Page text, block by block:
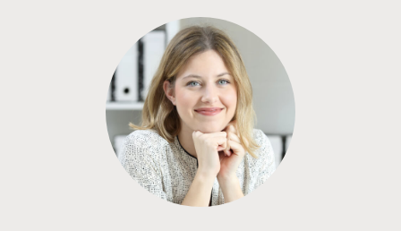
1-й взнос
от 20%
до 30 лет
платёж
458 715 руб.
Подать заявку